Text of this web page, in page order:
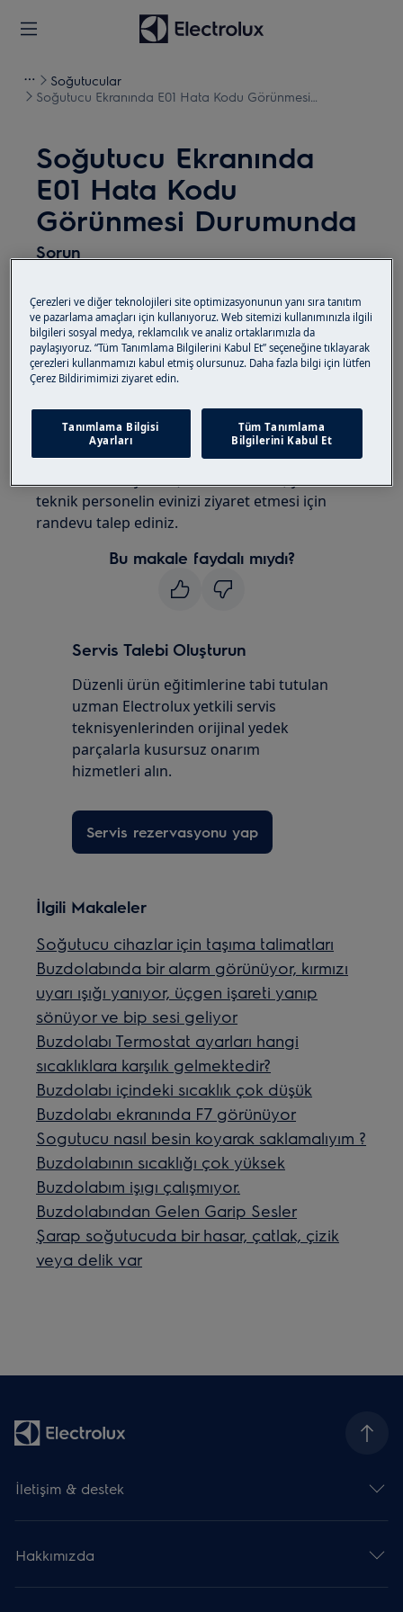
Soğutucular
Soğutucu Ekranında E01 Hata Kodu Görünmesi
Soğutucu Ekranında
E01 Hata Kodu
Görünmesi Durumunda
Sorun
Durumunda Kontrol Nasıl yapamalıyım
Çözüm
Soğutucu Bölüm) sıcaklık uyarısıdır. Elektrik
kesintisi olmadıysa,kapı çok sık açılıp
kapanmamışsa, hata kodunu not ederek çağrı
teknik personelin evinizi ziyaret etmesi için
randevu talep ediniz.
Bu makale faydalı mıydı?
Servis Talebi Oluşturun
Düzenli ürün eğitimlerine tabi tutulan
uzman Electrolux yetkili servis
teknisyenlerinden orijinal yedek
parçalarla kusursuz onarım
hizmetleri alın.
Servis rezervasyonu yap
İlgili Makaleler
Soğutucu cihazlar için taşıma talimatları
Buzdolabında bir alarm görünüyor, kırmızı
uyarı ışığı yanıyor, üçgen işareti yanıp
sönüyor ve bip sesi geliyor
Buzdolabı Termostat ayarları hangi
sıcaklıklara karşılık gelmektedir?
Buzdolabı içindeki sıcaklık çok düşük
Buzdolabı ekranında F7 görünüyor
Sogutucu nasıl besin koyarak saklamalıyım ?
Buzdolabının sıcaklığı çok yüksek
Buzdolabım işıgı çalışmıyor.
Buzdolabından Gelen Garip Sesler
Şarap soğutucuda bir hasar, çatlak, çizik
veya delik var
İletişim & destek
Hakkımızda
Çerezleri ve diğer teknolojileri site optimizasyonunun yanı sıra tanıtım
ve pazarlama amaçları için kullanıyoruz. Web sitemizi kullanımınızla ilgili
bilgileri sosyal medya, reklamcılık ve analiz ortaklarımızla da
paylaşıyoruz. “Tüm Tanımlama Bilgilerini Kabul Et” seçeneğine tıklayarak
çerezleri kullanmamızı kabul etmiş olursunuz. Daha fazla bilgi için lütfen
Çerez Bildirimimizi ziyaret edin.
Tanımlama Bilgisi
Ayarları
Tüm Tanımlama
Bilgilerini Kabul Et